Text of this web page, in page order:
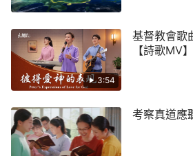
性情，不可觸犯！末世全能神帶
理的言語，揭示了人類被撒但敗
壞人類的心，使我們看清了撒但
但的化身的真實面目。我們通過
達到性情變化，接受神話語的審
煉、對付、管教和修理，更加認
到正是為了結束這個邪惡的舊世
公義的性情中，感受他的威嚴、
3:54
基督教會歌
【詩歌MV】
考察真道應